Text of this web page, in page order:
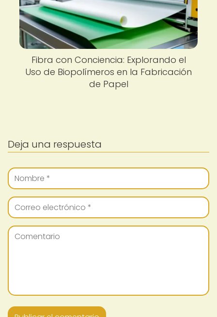
Fibra con Conciencia: Explorando el
Uso de Biopolímeros en la Fabricación
de Papel
Deja una respuesta